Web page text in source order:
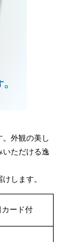
外観の美し
いただける逸
します。
ード付